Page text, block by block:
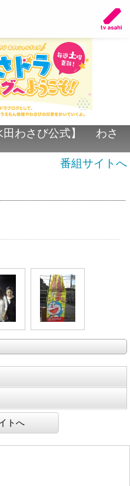
田わさび公式】 わさ
番組サイトへ
トへ